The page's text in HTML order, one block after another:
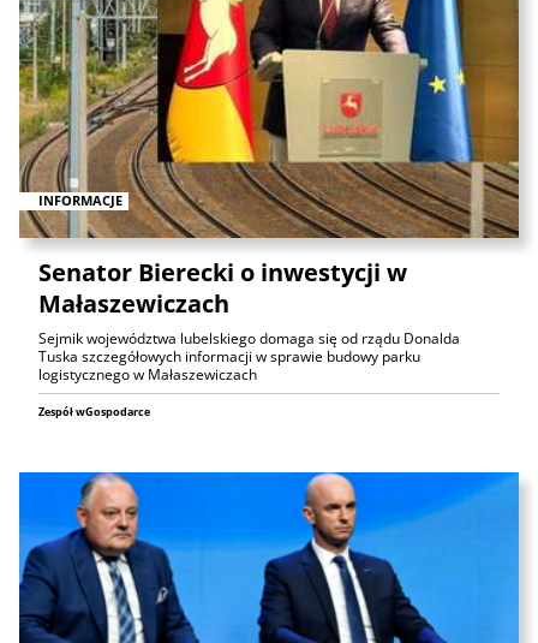
INFORMACJE
Senator Bierecki o inwestycji w
Małaszewiczach
Sejmik województwa lubelskiego domaga się od rządu Donalda
Tuska szczegółowych informacji w sprawie budowy parku
logistycznego w Małaszewiczach
Zespół wGospodarce